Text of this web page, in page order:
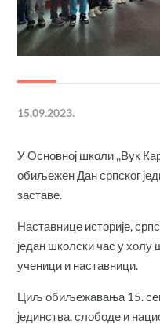
15.09.2023.
У Основној школи ,,Вук
обиљежен Дан српског
заставе.
Наставнице историје,
један школски час у холу
ученици и наставници.
Циљ обиљежавања 15.
јединства, слободе и